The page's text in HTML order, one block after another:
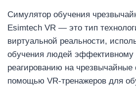
Симулятор обучения
Esimtech VR — это тип
виртуальной реальности,
обучения людей эффективному
реагированию на
помощью VR-тренажеров для